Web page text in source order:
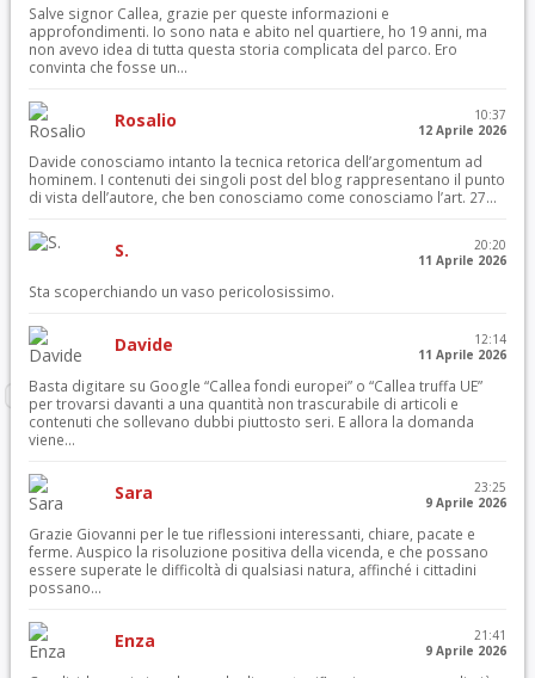
Salve signor Callea, grazie per queste informazioni e
approfondimenti. Io sono nata e abito nel quartiere, ho 19 anni, ma
non avevo idea di tutta questa storia complicata del parco. Ero
convinta che fosse un...
Rosalio
10:37
12 Aprile 2026
Davide conosciamo intanto la tecnica retorica dell’argomentum ad
hominem. I contenuti dei singoli post del blog rappresentano il punto
di vista dell’autore, che ben conosciamo come conosciamo l’art. 27...
S.
20:20
11 Aprile 2026
Sta scoperchiando un vaso pericolosissimo.
Davide
12:14
11 Aprile 2026
Basta digitare su Google “Callea fondi europei” o “Callea truffa UE”
per trovarsi davanti a una quantità non trascurabile di articoli e
contenuti che sollevano dubbi piuttosto seri. E allora la domanda
viene...
Sara
23:25
9 Aprile 2026
Grazie Giovanni per le tue riflessioni interessanti, chiare, pacate e
ferme. Auspico la risoluzione positiva della vicenda, e che possano
essere superate le difficoltà di qualsiasi natura, affinché i cittadini
possano...
Enza
21:41
9 Aprile 2026